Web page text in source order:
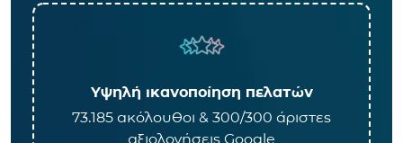
Υψηλή ικανοποίηση πελατών
73.185 ακόλουθοι & 300/300 άριστες
αξιολογήσεις Google